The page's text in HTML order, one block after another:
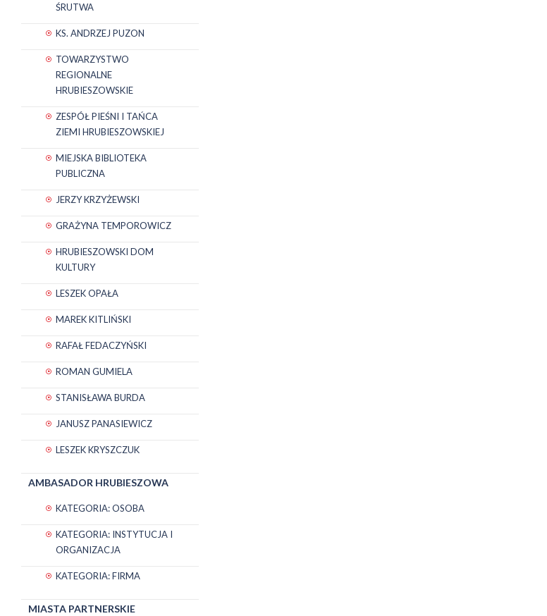
ŚRUTWA
KS. ANDRZEJ PUZON
TOWARZYSTWO
REGIONALNE
HRUBIESZOWSKIE
ZESPÓŁ PIEŚNI I TAŃCA
ZIEMI HRUBIESZOWSKIEJ
MIEJSKA BIBLIOTEKA
PUBLICZNA
JERZY KRZYŻEWSKI
GRAŻYNA TEMPOROWICZ
HRUBIESZOWSKI DOM
KULTURY
LESZEK OPAŁA
MAREK KITLIŃSKI
RAFAŁ FEDACZYŃSKI
ROMAN GUMIELA
STANISŁAWA BURDA
JANUSZ PANASIEWICZ
LESZEK KRYSZCZUK
AMBASADOR HRUBIESZOWA
KATEGORIA: OSOBA
KATEGORIA: INSTYTUCJA I
ORGANIZACJA
KATEGORIA: FIRMA
MIASTA PARTNERSKIE